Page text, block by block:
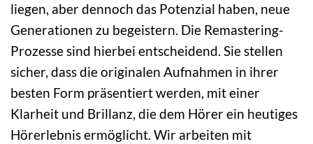
liegen, aber dennoch das Potenzial haben, neue
Generationen zu begeistern. Die Remastering-
Prozesse sind hierbei entscheidend. Sie stellen
sicher, dass die originalen Aufnahmen in ihrer
besten Form präsentiert werden, mit einer
Klarheit und Brillanz, die dem Hörer ein heutiges
Hörerlebnis ermöglicht. Wir arbeiten mit